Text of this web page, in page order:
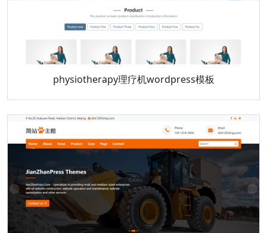
physiotherapy理疗机wordpress模板